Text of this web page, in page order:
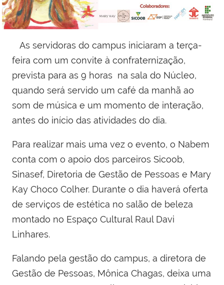
As servidoras do campus iniciaram a terça-
feira com um convite à confraternização,
prevista para as 9 horas na sala do Núcleo,
quando será servido um café da manhã ao
som de música e um momento de interação,
antes do início das atividades do dia.
Para realizar mais uma vez o evento, o Nabem
conta com o apoio dos parceiros Sicoob,
Sinasef, Diretoria de Gestão de Pessoas e Mary
Kay Choco Colher. Durante o dia haverá oferta
de serviços de estética no salão de beleza
montado no Espaço Cultural Raul Davi
Linhares.
Falando pela gestão do campus, a diretora de
Gestão de Pessoas, Mônica Chagas, deixa uma